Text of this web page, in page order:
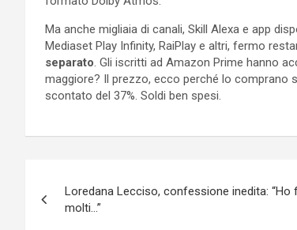
Ma anche migliaia di canali, Skill Alexa e app
Mediaset Play Infinity, RaiPlay e altri, fermo
separato . Gli iscritti ad Amazon Prime hanno
maggiore? Il prezzo, ecco perché lo comprano
scontato del 37%. Soldi ben spesi.
articoli
Loredana Lecciso, confessione inedita: “Ho
molti…”